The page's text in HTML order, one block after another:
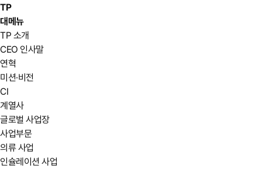
TP
대메뉴
TP 소개
CEO 인사말
연혁
미션·비전
CI
계열사
글로벌 사업장
사업부문
의류 사업
인슐레이션 사업